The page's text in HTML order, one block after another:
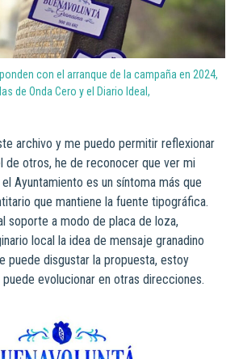
con el arranque de la campaña en 2024,
de Onda Cero y el Diario Ideal,
archivo y me puedo permitir reflexionar
de otros, he de reconocer que ver mi
Ayuntamiento es un síntoma más que
que mantiene la fuente tipográfica.
soporte a modo de placa de loza,
local la idea de mensaje granadino
puede disgustar la propuesta, estoy
evolucionar en otras direcciones.